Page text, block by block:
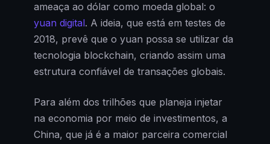
ameaça ao dólar como moeda global: o
yuan digital. A ideia, que está em testes de
2018, prevê que o yuan possa se utilizar da
tecnologia blockchain, criando assim uma
estrutura confiável de transações globais.
Para além dos trilhões que planeja injetar
na economia por meio de investimentos, a
China, que já é a maior parceira comercial